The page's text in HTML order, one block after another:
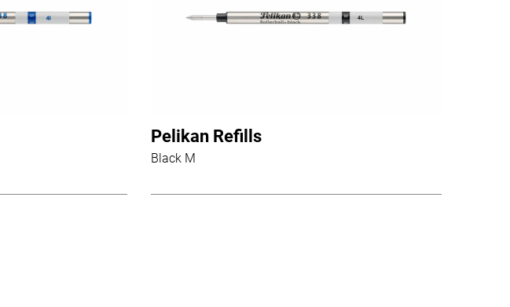
Pelikan Refills
Black M